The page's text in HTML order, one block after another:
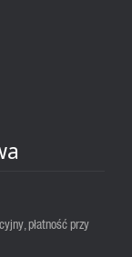
płatność przy